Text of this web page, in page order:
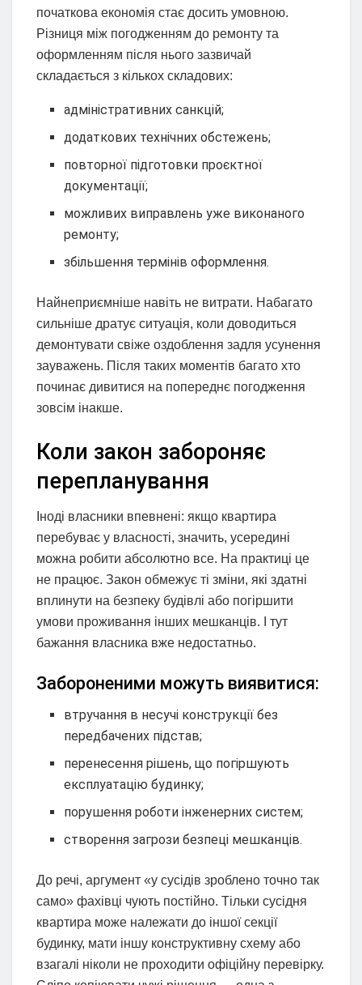
початкова економія стає досить умовною.
Різниця між погодженням до ремонту та
оформленням після нього зазвичай
складається з кількох складових:
адміністративних санкцій;
додаткових технічних обстежень;
повторної підготовки проєктної
документації;
можливих виправлень уже виконаного
ремонту;
збільшення термінів оформлення.
Найнеприємніше навіть не витрати. Набагато
сильніше дратує ситуація, коли доводиться
демонтувати свіже оздоблення задля усунення
зауважень. Після таких моментів багато хто
починає дивитися на попереднє погодження
зовсім інакше.
Коли закон забороняє
перепланування
Іноді власники впевнені: якщо квартира
перебуває у власності, значить, усередині
можна робити абсолютно все. На практиці це
не працює. Закон обмежує ті зміни, які здатні
вплинути на безпеку будівлі або погіршити
умови проживання інших мешканців. І тут
бажання власника вже недостатньо.
Забороненими можуть виявитися:
втручання в несучі конструкції без
передбачених підстав;
перенесення рішень, що погіршують
експлуатацію будинку;
порушення роботи інженерних систем;
створення загрози безпеці мешканців.
До речі, аргумент «у сусідів зроблено точно так
само» фахівці чують постійно. Тільки сусідня
квартира може належати до іншої секції
будинку, мати іншу конструктивну схему або
взагалі ніколи не проходити офіційну перевірку.